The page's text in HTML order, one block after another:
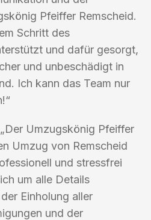
Pfeiffer Remscheid.
Schritt des
und dafür gesorgt,
und unbeschädigt in
Ich kann das Team nur
Umzugskönig Pfeiffer
Umzug von Remscheid
und stressfrei
um alle Details
Einholung aller
und der